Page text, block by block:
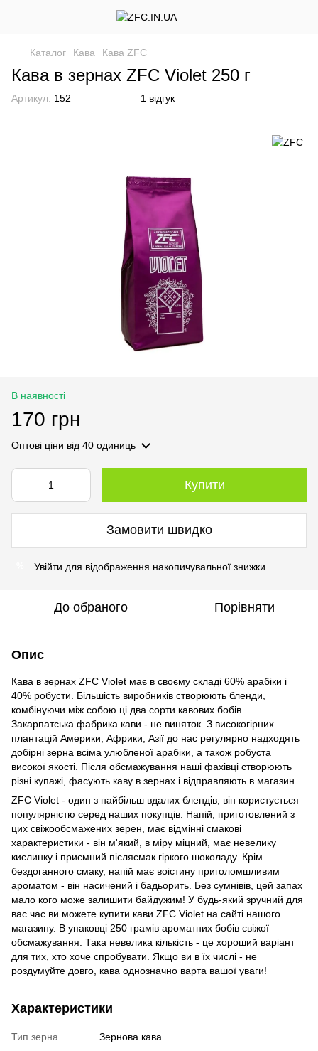
Каталог Кава Кава ZFC
Кава в зернах ZFC Violet 250 г
Артикул: 152 1 відгук
В наявності
170 грн
Оптові ціни від 40 одиниць
Купити
Замовити швидко
Увійти для відображення накопичувальної знижки
До обраного Порівняти
Опис
Кава в зернах ZFC Violet має в своєму складі 60% арабіки і
40% робусти. Більшість виробників створюють бленди,
комбінуючи між собою ці два сорти кавових бобів.
Закарпатська фабрика кави - не виняток. З високогірних
плантацій Америки, Африки, Азії до нас регулярно надходять
добірні зерна всіма улюбленої арабіки, а також робуста
високої якості. Після обсмажування наші фахівці створюють
різні купажі, фасують каву в зернах і відправляють в магазин.
ZFC Violet - один з найбільш вдалих блендів, він користується
популярністю серед наших покупців. Напій, приготовлений з
цих свіжообсмажених зерен, має відмінні смакові
характеристики - він м'який, в міру міцний, має невелику
кислинку і приємний післясмак гіркого шоколаду. Крім
бездоганного смаку, напій має воістину приголомшливим
ароматом - він насичений і бадьорить. Без сумнівів, цей запах
мало кого може залишити байдужим! У будь-який зручний для
вас час ви можете купити кави ZFC Violet на сайті нашого
магазину. В упаковці 250 грамів ароматних бобів свіжої
обсмажування. Така невелика кількість - це хороший варіант
для тих, хто хоче спробувати. Якщо ви в їх числі - не
роздумуйте довго, кава однозначно варта вашої уваги!
Характеристики
Тип зерна
Зернова кава